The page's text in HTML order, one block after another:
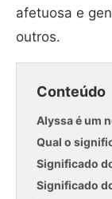
afetuosa e
outros.
Conteúdo
Alyssa é um
Qual o
Significado
Significado